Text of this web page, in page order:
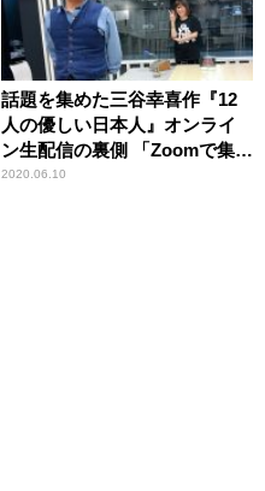
話題を集めた三谷幸喜作『12
人の優しい日本人』オンライ
ン生配信の裏側 「Zoomで集合
するのに1時間」
2020.06.10